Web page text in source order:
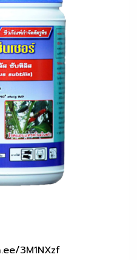
3M1NXzf